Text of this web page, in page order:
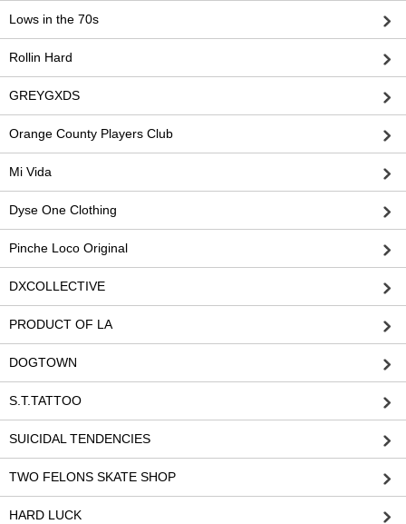
Lows in the 70s
Rollin Hard
GREYGXDS
Orange County Players Club
Mi Vida
Dyse One Clothing
Pinche Loco Original
DXCOLLECTIVE
PRODUCT OF LA
DOGTOWN
S.T.TATTOO
SUICIDAL TENDENCIES
TWO FELONS SKATE SHOP
HARD LUCK